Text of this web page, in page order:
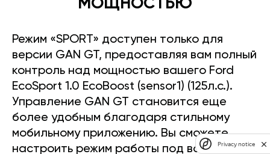
МОЩНОСТЬЮ
Режим «SPORT» доступен только для
версии GAN GT, предоставляя вам полный
контроль над мощностью вашего Ford
EcoSport 1.0 EcoBoost (sensor1) (125л.с.).
Управление GAN GT становится еще
более удобным благодаря стильному
мобильному приложению. Вы сможете
настроить режим работы под ваш
Privacy notice